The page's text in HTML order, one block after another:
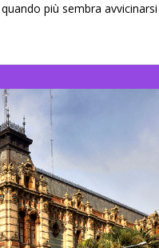
più sembra avvicinarsi